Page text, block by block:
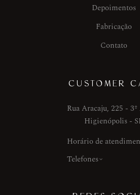
Depoimentos
Fabricação
Contato
CUSTOMER
Rua Aracaju, 225 -
Higienópolis -
Horário de
Telefones